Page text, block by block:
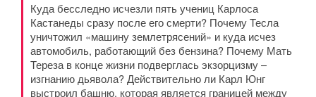
Куда бесследно исчезли пять учениц Карлоса
Кастанеды сразу после его смерти? Почему Тесла
уничтожил «машину землетрясений» и куда исчез
автомобиль, работающий без бензина? Почему Мать
Тереза в конце жизни подверглась экзорцизму –
изгнанию дьявола? Действительно ли Карл Юнг
выстроил башню, которая является границей между